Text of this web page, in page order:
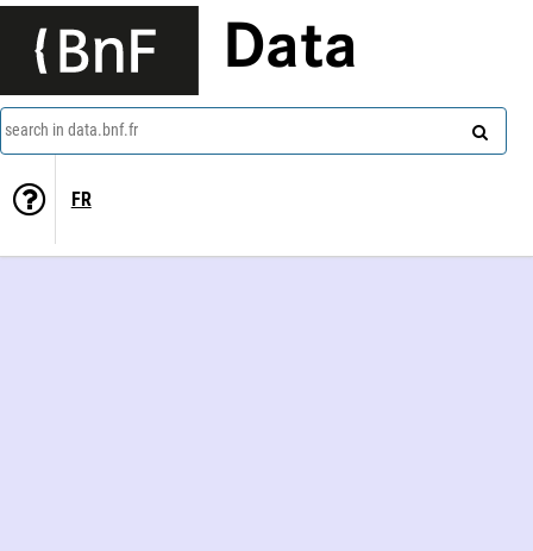
Data
search in data.bnf.fr
FR